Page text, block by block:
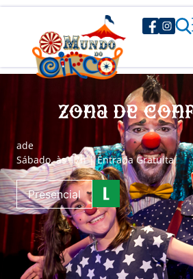
Zona de
ade
Sábado, às 17h | Entrada Gratuita
Presencial